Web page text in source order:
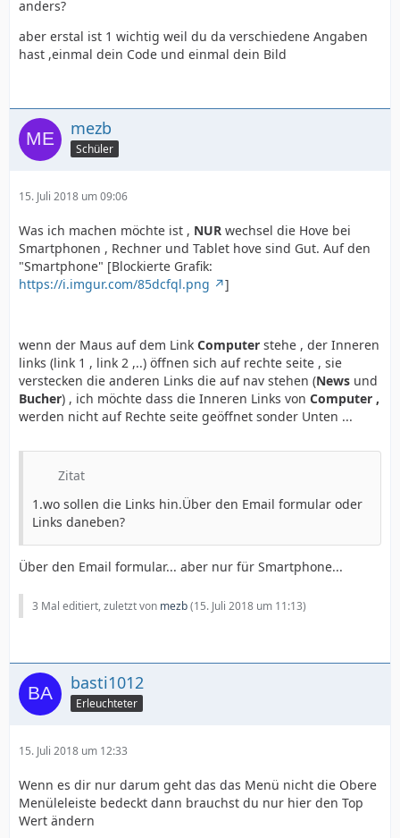
anders?
aber erstal ist 1 wichtig weil du da verschiedene Angaben
hast ,einmal dein Code und einmal dein Bild
mezb
Schüler
15. Juli 2018 um 09:06
Was ich machen möchte ist , NUR wechsel die Hove bei
Smartphonen , Rechner und Tablet hove sind Gut. Auf den
"Smartphone" [Blockierte Grafik:
https://i.imgur.com/85dcfql.png
]
wenn der Maus auf dem Link Computer stehe , der Inneren
links (link 1 , link 2 ,..) öffnen sich auf rechte seite , sie
verstecken die anderen Links die auf nav stehen (News und
Bucher) , ich möchte dass die Inneren Links von Computer ,
werden nicht auf Rechte seite geöffnet sonder Unten ...
Zitat
1.wo sollen die Links hin.Über den Email formular oder
Links daneben?
Über den Email formular... aber nur für Smartphone...
3 Mal editiert, zuletzt von mezb(15. Juli 2018 um 11:13)
basti1012
Erleuchteter
15. Juli 2018 um 12:33
Wenn es dir nur darum geht das das Menü nicht die Obere
Menüleleiste bedeckt dann brauchst du nur hier den Top
Wert ändern